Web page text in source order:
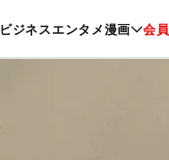
ビジネスエンタメ漫画 会
美容 グルメ ファッ